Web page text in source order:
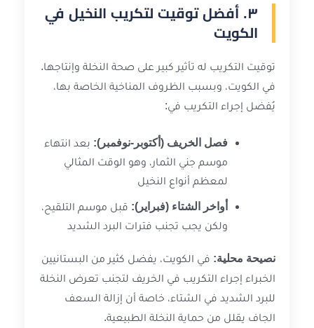
٣. أفضل توقيت لتكريب النخيل في
الكويت
توقيت التكريب له تأثير كبير على صحة النخلة وإنتاجها.
في الكويت، وبسبب الظروف المناخية الخاصة بها،
يُفضل إجراء التكريب في:
فصل الخريف (أكتوبر-نوفمبر): بعد انتهاء
موسم جني الثمار، وهو الوقت المثالي
لمعظم أنواع النخيل
أواخر الشتاء (فبراير): قبل موسم التلقيح،
ولكن يجب تجنب فترات البرد الشديد
نصيحة محلية: في الكويت، يفضل كثير من البستانيين
الخبراء إجراء التكريب في الخريف لتجنب تعرض النخلة
للبرد الشديد في الشتاء، خاصة أن إزالة السعف
الجاف يقلل من حماية النخلة الطبيعية.